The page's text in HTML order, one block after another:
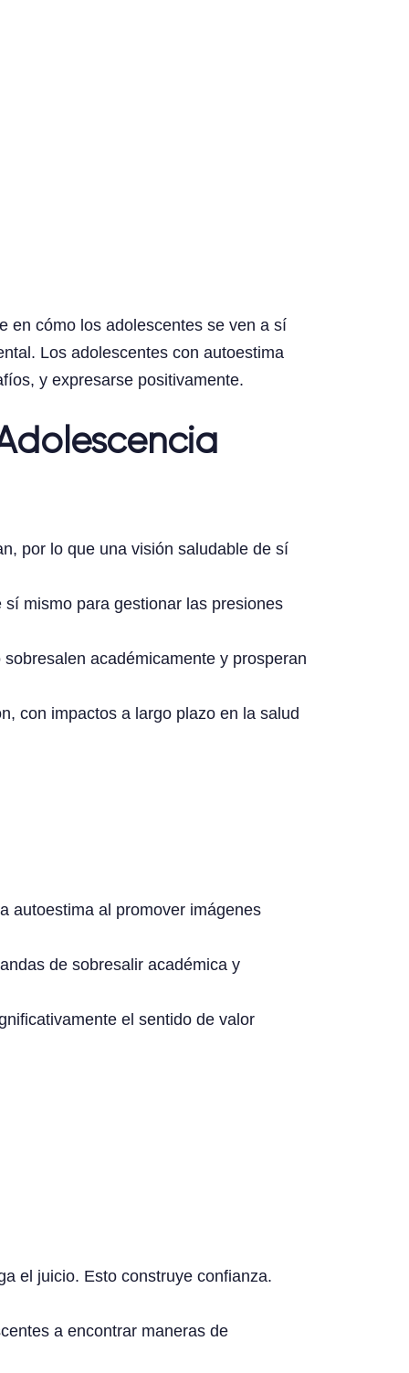
en cómo los adolescentes se ven a sí
Los adolescentes con autoestima
y expresarse positivamente.
por lo que una visión saludable de sí
mismo para gestionar las presiones
académicamente y prosperan
con impactos a largo plazo en la salud
autoestima al promover imágenes
de sobresalir académica y
el sentido de valor
el juicio. Esto construye confianza.
a encontrar maneras de